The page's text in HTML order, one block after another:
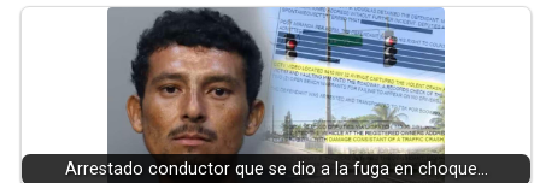
Arrestado conductor que se dio a la fuga en choque…